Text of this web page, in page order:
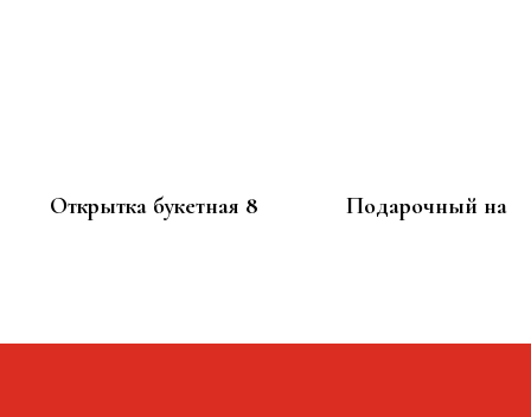
Открытка букетная 8 Подарочный